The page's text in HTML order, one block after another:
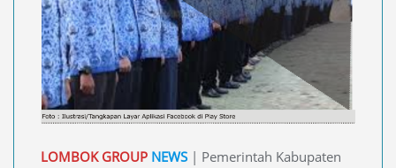
LOMBOK GROUP NEWS | Pemerintah Kabupaten